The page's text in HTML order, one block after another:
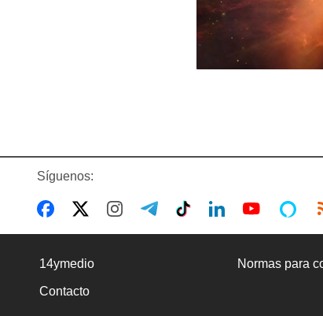
Síguenos:
14ymedio Normas para
Contacto